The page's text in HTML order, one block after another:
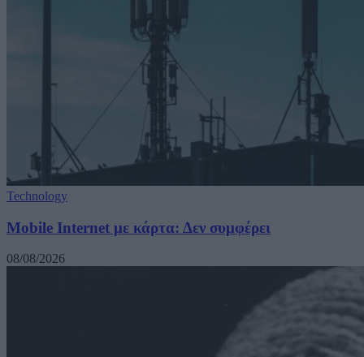
Technology
Mobile Internet με κάρτα: Δεν συμφέρει
08/08/2026